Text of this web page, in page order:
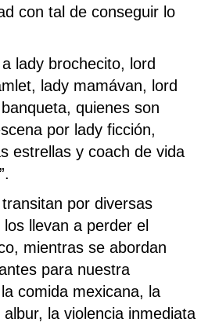
con tal de conseguir lo
lady brochecito, lord
lady mamávan, lord
quienes son
por lady ficción,
estrellas y coach de vida
por diversas
llevan a perder el
mientras se abordan
para nuestra
comida mexicana, la
la violencia inmediata